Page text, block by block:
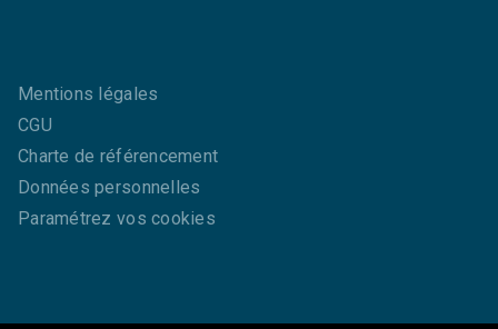
Mentions légales
CGU
Charte de référencement
Données personnelles
Paramétrez vos cookies